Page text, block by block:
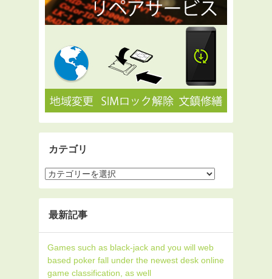
カテゴリ
最新記事
Games such as black-jack and you will web
based poker fall under the newest desk online
game classification, as well